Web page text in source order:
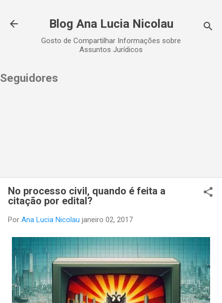
Blog Ana Lucia Nicolau
Gosto de Compartilhar Informações sobre
Assuntos Jurídicos
Seguidores
No processo civil, quando é feita a
citação por edital?
Por Ana Lucia Nicolau janeiro 02, 2017